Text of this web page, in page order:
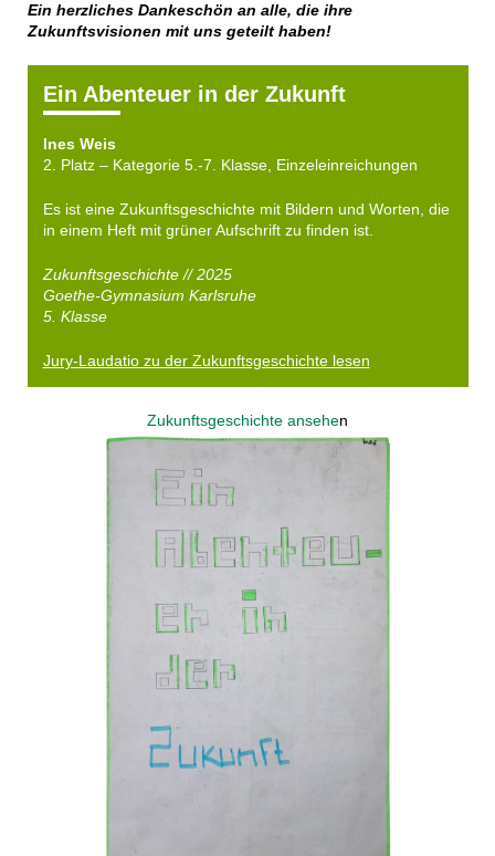
Ein herzliches Dankeschön an alle, die ihre
Zukunftsvisionen mit uns geteilt haben!
Ein Abenteuer in der Zukunft
Ines Weis
2. Platz – Kategorie 5.-7. Klasse, Einzeleinreichungen
Es ist eine Zukunftsgeschichte mit Bildern und Worten, die
in einem Heft mit grüner Aufschrift zu finden ist.
Zukunftsgeschichte // 2025
Goethe-Gymnasium Karlsruhe
5. Klasse
Jury-Laudatio zu der Zukunftsgeschichte lesen
Zukunftsgeschichte ansehen